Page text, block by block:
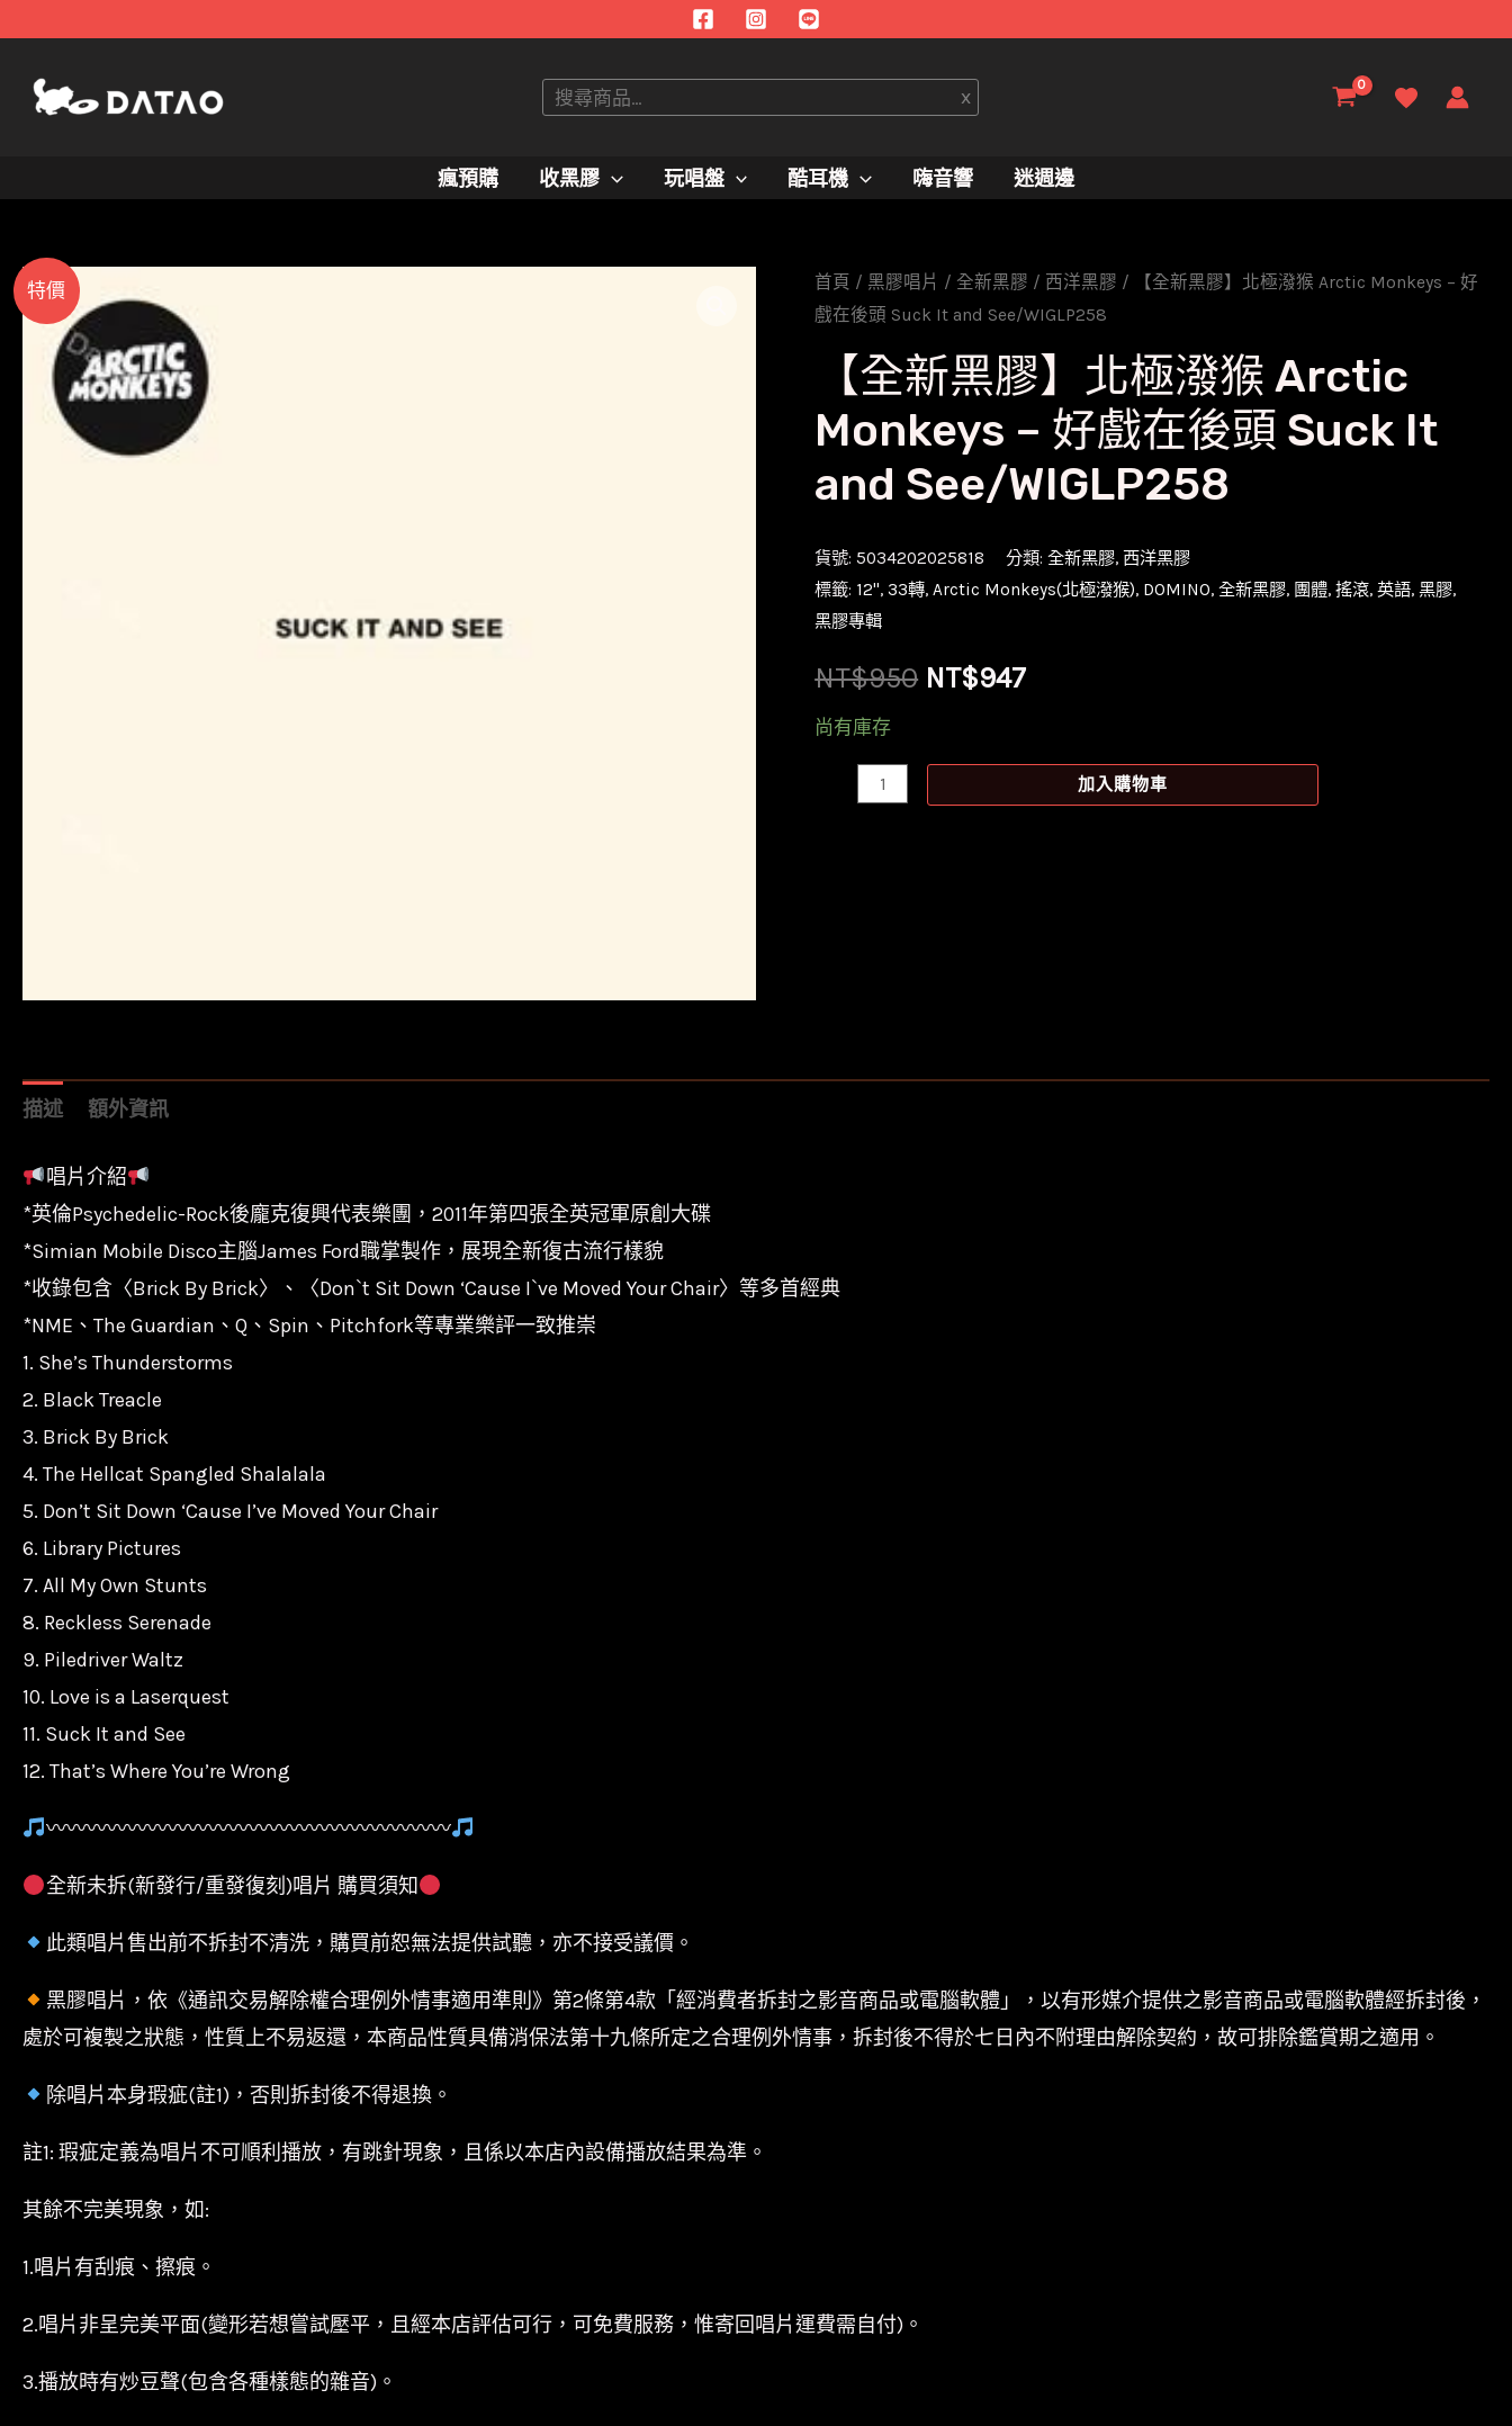
搜
x
瘋預購 收黑膠 玩唱盤 酷耳機 嗨音響 迷週邊
特價 首頁 / 黑膠唱片 / 全新黑膠 / 西洋黑膠 / 【全新黑膠】北極潑猴 Arctic Monkeys – 好
戲在後頭 Suck It and See/WIGLP258
【全新黑膠】北極潑猴 Arctic
Monkeys – 好戲在後頭 Suck It
and See/WIGLP258
貨號:5034202025818 分類:全新黑膠,西洋黑膠
標籤: 12'',33轉,Arctic Monkeys(北極潑猴), DOMINO,全新黑膠, 團體,搖滾,英語,黑膠,
黑膠專輯
NT$950 原
NT$947目
尚有庫存
頭
加入購物車
描述 額外資訊
唱片介紹
*英倫Psychedelic-Rock後龐克復興代表樂團，2011年第四張全英冠軍原創大碟
*Simian Mobile Disco主腦James Ford職掌製作，展現全新復古流行樣貌
*收錄包含〈Brick By Brick〉、〈Don`t Sit Down ‘Cause I`ve Moved Your Chair〉等多首經典
*NME、The Guardian、Q、Spin、Pitchfork等專業樂評一致推崇
1. She’s Thunderstorms
2. Black Treacle
3. Brick By Brick
4. The Hellcat Spangled Shalalala
5. Don’t Sit Down ‘Cause I’ve Moved Your Chair
6. Library Pictures
7. All My Own Stunts
8. Reckless Serenade
9. Piledriver Waltz
10. Love is a Laserquest
11. Suck It and See
12. That’s Where You’re Wrong
〰〰〰〰〰〰〰〰〰〰〰〰〰〰〰〰〰〰〰〰
全新未拆(新發行/重發復刻)唱片 購買須知
此類唱片售出前不拆封不清洗，購買前恕無法提供試聽，亦不接受議價。
黑膠唱片，依《通訊交易解除權合理例外情事適用準則》第2條第4款「經消費者拆封之影音商品或電腦軟體」，以有形媒介提供之影音商品或電腦軟體經拆封後，
處於可複製之狀態，性質上不易返還，本商品性質具備消保法第十九條所定之合理例外情事，拆封後不得於七日內不附理由解除契約，故可排除鑑賞期之適用。
除唱片本身瑕疵(註1)，否則拆封後不得退換。
註1: 瑕疵定義為唱片不可順利播放，有跳針現象，且係以本店內設備播放結果為準。
其餘不完美現象，如:
1.唱片有刮痕、擦痕。
2.唱片非呈完美平面(變形若想嘗試壓平，且經本店評估可行，可免費服務，惟寄回唱片運費需自付)。
3.播放時有炒豆聲(包含各種樣態的雜音)。